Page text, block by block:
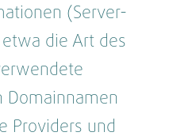
(Server-
die Art des
Domainnamen
Providers und